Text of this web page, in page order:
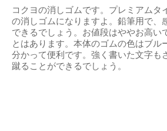
コクヨの消しゴムです。プレミアムタ
の消しゴムになりますよ。鉛筆用で、
できるでしょう。お値段はややお高い
とはあります。本体のゴムの色はブル
分かって便利です。強く書いた文字も
蹴ることができるでしょう。